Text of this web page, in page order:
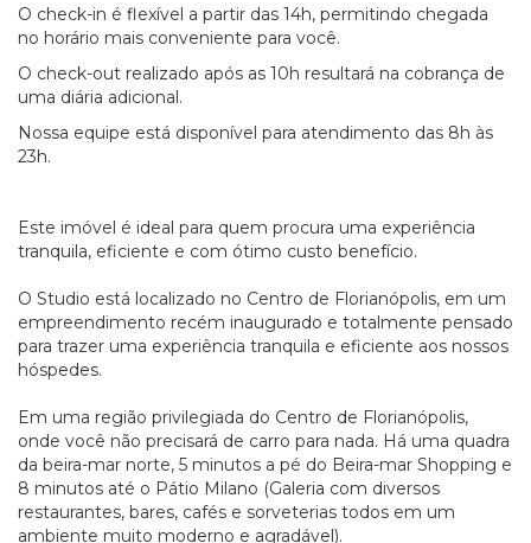
O check-in é flexível a partir das 14h, permitindo chegada
no horário mais conveniente para você.
O check-out realizado após as 10h resultará na cobrança de
uma diária adicional.
Nossa equipe está disponível para atendimento das 8h às
23h.
Este imóvel é ideal para quem procura uma experiência
tranquila, eficiente e com ótimo custo benefício.
O Studio está localizado no Centro de Florianópolis, em um
empreendimento recém inaugurado e totalmente pensado
para trazer uma experiência tranquila e eficiente aos nossos
hóspedes.
Em uma região privilegiada do Centro de Florianópolis,
onde você não precisará de carro para nada. Há uma quadra
da beira-mar norte, 5 minutos a pé do Beira-mar Shopping e
8 minutos até o Pátio Milano (Galeria com diversos
restaurantes, bares, cafés e sorveterias todos em um
ambiente muito moderno e agradável).